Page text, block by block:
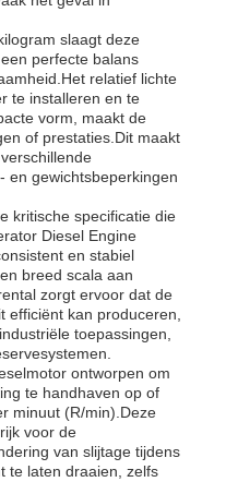
slaagt deze
perfecte balans
relatief lichte
te installeren en te
vorm, maakt de
of prestaties.Dit maakt
en gewichtsbeperkingen
kritische specificatie die
Diesel Engine
en stabiel
breed scala aan
zorgt ervoor dat de
efficiënt kan produceren,
toepassingen,
ontworpen om
te handhaven op of
minuut (R/min).Deze
voor de
van slijtage tijdens
te laten draaien, zelfs